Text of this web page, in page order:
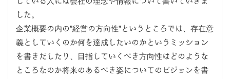
した。
企業概要の内の”経営の方向性”というところでは、存在意
義としていくのか何を達成したいのかというミッション
を書きだしたり、目指していくべき方向性はどのような
ところなのか将来のあるべき姿についてのビジョンを書